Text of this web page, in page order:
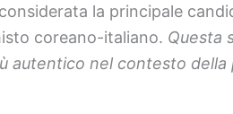
la principale
coreano-italiano. Questa
autentico nel contesto della